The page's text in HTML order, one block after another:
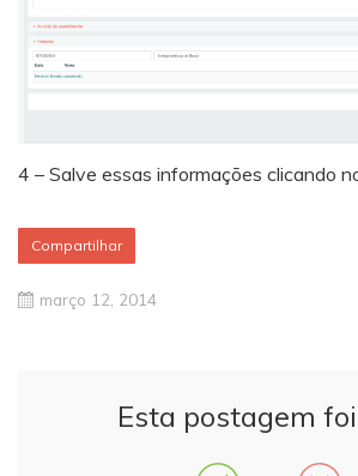
4 – Salve essas informações clicando
Compartilhar
março 12, 2014
Esta postagem